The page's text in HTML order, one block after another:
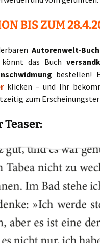
BIS ZUM
Autorenwelt-
das Buch
bestellen!
klicken – und Ihr
zum